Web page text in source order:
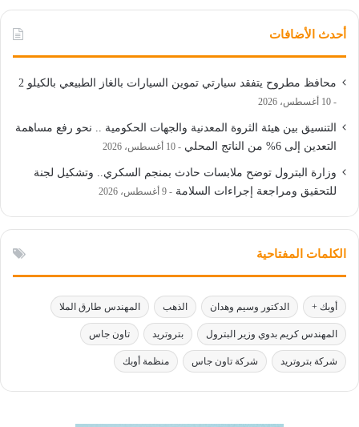
أحدث الأضافات
محافظ مطروح يتفقد سيارتي تموين السيارات بالغاز الطبيعي بالكيلو 2
10 أغسطس، 2026
التنسيق بين هيئة الثروة المعدنية والجهات الحكومية .. نحو رفع مساهمة
التعدين إلى 6% من الناتج المحلي
10 أغسطس، 2026
وزارة البترول توضح ملابسات حادث بمنجم السكري.. وتشكيل لجنة
للتحقيق ومراجعة إجراءات السلامة
9 أغسطس، 2026
الكلمات المفتاحية
أوبك + الدكتور وسيم وهدان الذهب المهندس طارق الملا
المهندس كريم بدوي وزير البترول بتروتريد تاون جاس
شركة بتروتريد شركة تاون جاس منظمة أوبك